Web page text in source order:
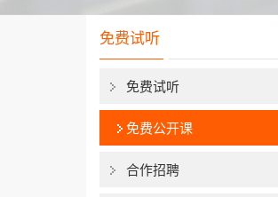
免费试听
免费试听
免费公开课
合作招聘